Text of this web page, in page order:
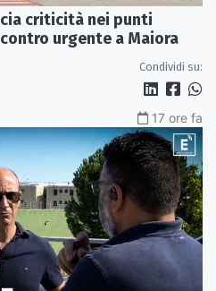
criticità nei punti
urgente a Maiora
Condividi su:
17 ore fa